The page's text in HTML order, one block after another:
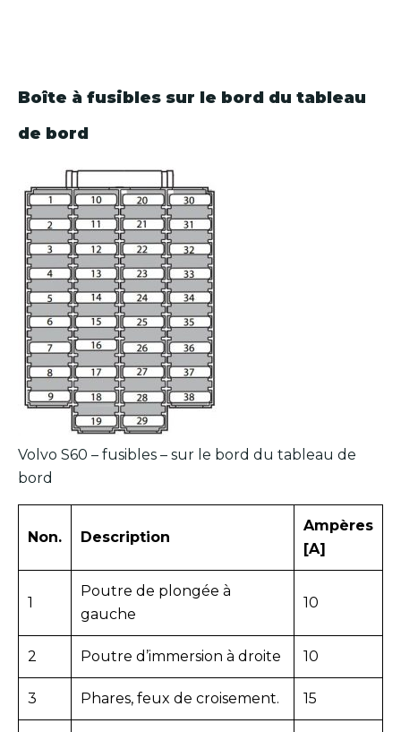
Boîte à fusibles sur le bord du tableau
de bord
Volvo S60 – fusibles – sur le bord du tableau de
bord
Non. Description
Ampères
[A]
1
Poutre de plongée à
gauche
10
2 Poutre d’immersion à droite 10
3 Phares, feux de croisement. 15